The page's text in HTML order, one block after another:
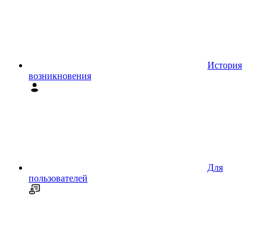
История
возникновения
Для
пользователей